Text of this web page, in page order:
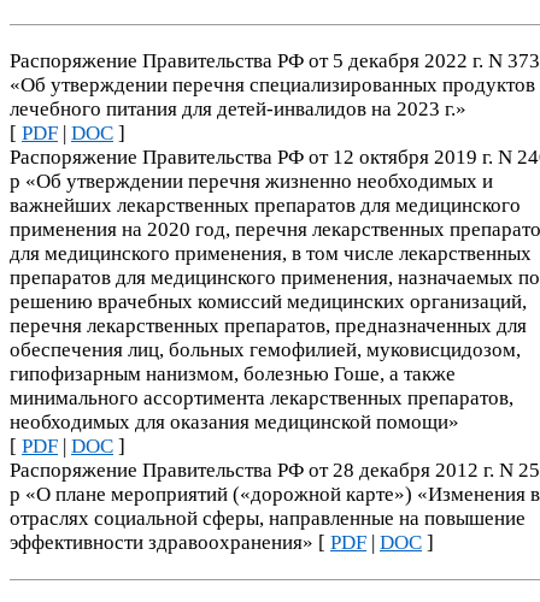
Распоряжение Правительства РФ от 5 декабря 2022 г. N
«Об утверждении перечня специализированных продуктов
лечебного питания для детей-инвалидов на 2023 г.»
[ PDF | DOC ]
Распоряжение Правительства РФ от 12 октября 2019 г. N
р «Об утверждении перечня жизненно необходимых и
важнейших лекарственных препаратов для медицинского
применения на 2020 год, перечня лекарственных
для медицинского применения, в том числе лекарственных
препаратов для медицинского применения, назначаемых по
решению врачебных комиссий медицинских организаций,
перечня лекарственных препаратов, предназначенных для
обеспечения лиц, больных гемофилией, муковисцидозом,
гипофизарным нанизмом, болезнью Гоше, а также
минимального ассортимента лекарственных препаратов,
необходимых для оказания медицинской помощи»
[ PDF | DOC ]
Распоряжение Правительства РФ от 28 декабря 2012 г. N
р «О плане мероприятий («дорожной карте») «Изменения в
отраслях социальной сферы, направленные на повышение
эффективности здравоохранения» [ PDF | DOC ]